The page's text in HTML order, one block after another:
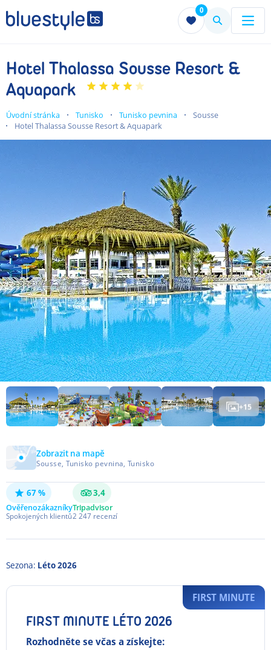
0
Menu Menu
Hotel Thalassa Sousse Resort &
Aquapark
Úvodní stránka Tunisko Tunisko pevnina
Sousse
Hotel Thalassa Sousse Resort & Aquapark
+15
Zobrazit na mapě
Sousse, Tunisko pevnina, Tunisko
67 %
Ověřenozákazníky
Spokojených klientů
3,4
Tripadvisor
2 247 recenzí
Sezona: Léto 2026
FIRST MINUTE LÉTO 2026
Rozhodněte se včas a získejte:
FIRST MINUTE